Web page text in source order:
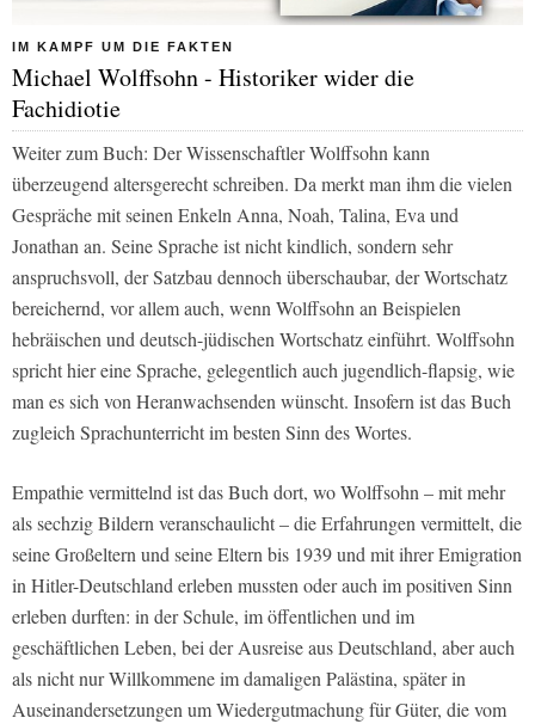
IM KAMPF UM DIE FAKTEN
Michael Wolffsohn - Historiker wider die
Fachidiotie
Weiter zum Buch: Der Wissenschaftler Wolffsohn kann
überzeugend altersgerecht schreiben. Da merkt man ihm die vielen
Gespräche mit seinen Enkeln Anna, Noah, Talina, Eva und
Jonathan an. Seine Sprache ist nicht kindlich, sondern sehr
anspruchsvoll, der Satzbau dennoch überschaubar, der Wortschatz
bereichernd, vor allem auch, wenn Wolffsohn an Beispielen
hebräischen und deutsch-jüdischen Wortschatz einführt. Wolffsohn
spricht hier eine Sprache, gelegentlich auch jugendlich-flapsig, wie
man es sich von Heranwachsenden wünscht. Insofern ist das Buch
zugleich Sprachunterricht im besten Sinn des Wortes.
Empathie vermittelnd ist das Buch dort, wo Wolffsohn – mit mehr
als sechzig Bildern veranschaulicht – die Erfahrungen vermittelt, die
seine Großeltern und seine Eltern bis 1939 und mit ihrer Emigration
in Hitler-Deutschland erleben mussten oder auch im positiven Sinn
erleben durften: in der Schule, im öffentlichen und im
geschäftlichen Leben, bei der Ausreise aus Deutschland, aber auch
als nicht nur Willkommene im damaligen Palästina, später in
Auseinandersetzungen um Wiedergutmachung für Güter, die vom